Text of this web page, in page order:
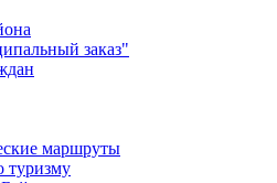
заказ"
маршруты
туризму